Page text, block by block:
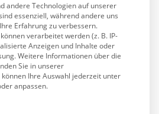
andere Technologien auf unserer
essenziell, während andere uns
Erfahrung zu verbessern.
verarbeitet werden (z. B. IP-
Anzeigen und Inhalte oder
Weitere Informationen über die
Sie in unserer
können Ihre Auswahl jederzeit unter
anpassen.
Service-Gruppen, für die eine